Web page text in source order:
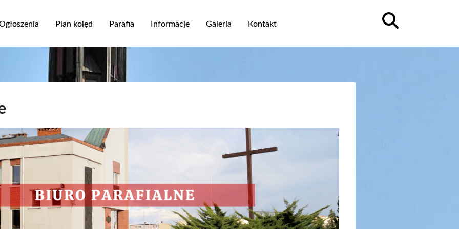
treści
Plan kolęd Parafia Informacje Galeria Kontakt